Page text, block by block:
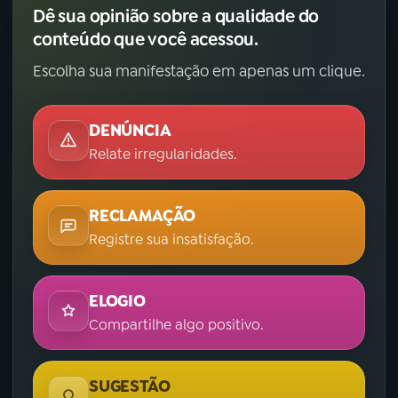
Dê sua opinião sobre a qualidade do
conteúdo que você acessou.
Escolha sua manifestação em apenas um clique.
DENÚNCIA
Relate irregularidades.
RECLAMAÇÃO
Registre sua insatisfação.
ELOGIO
Compartilhe algo positivo.
SUGESTÃO